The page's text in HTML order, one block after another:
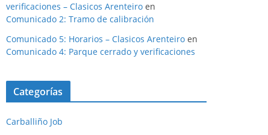
verificaciones – Clasicos Arenteiro en
Comunicado 2: Tramo de calibración
Comunicado 5: Horarios – Clasicos Arenteiro en
Comunicado 4: Parque cerrado y verificaciones
Categorías
Carballiño Job